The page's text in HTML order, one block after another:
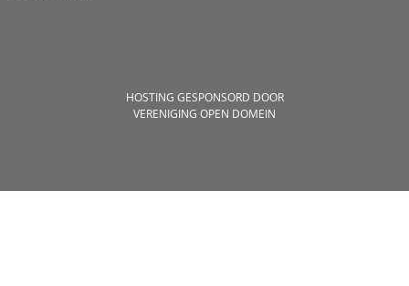
HOSTING GESPONSORD DOOR
VERENIGING OPEN DOMEIN